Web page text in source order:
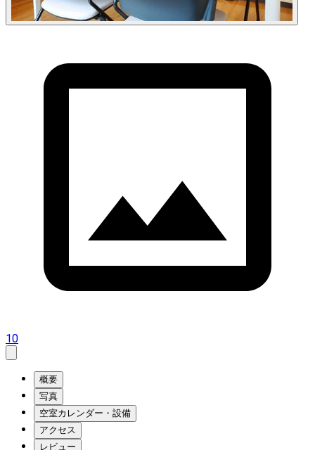
10
概要
写真
空室カレンダー・設備
アクセス
レビュー